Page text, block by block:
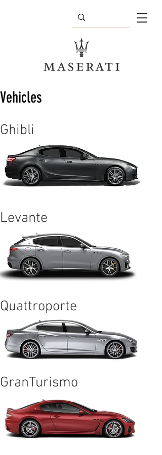
Ghibli
Vehicles
Levante
Quattroporte
GranTurismo